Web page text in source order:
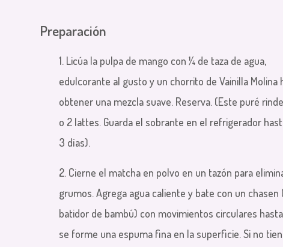
Preparación
1. Licúa la pulpa de mango con ¼ de taza de agua,
edulcorante al gusto y un chorrito de Vainilla Molina
obtener una mezcla suave. Reserva. (Este puré
o 2 lattes. Guarda el sobrante en el refrigerador
3 días).
2. Cierne el matcha en polvo en un tazón para
grumos. Agrega agua caliente y bate con un chasen
batidor de bambú) con movimientos circulares
se forme una espuma fina en la superficie. Si no